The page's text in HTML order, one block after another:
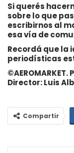
Si querés
sobre lo que
escribirnos al
esa vía de
Recordá que la
periodísticas
Director: Luis
Compartir